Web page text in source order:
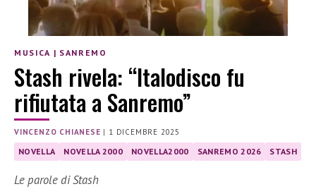
MUSICA | SANREMO
Stash rivela: “Italodisco fu
rifiutata a Sanremo”
VINCENZO CHIANESE | 1 DICEMBRE 2025
NOVELLA NOVELLA 2000 NOVELLA2000 SANREMO 2026 STASH
Le parole di Stash